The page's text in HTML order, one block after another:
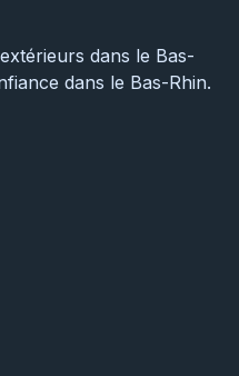
dans le Bas-
dans le Bas-Rhin.